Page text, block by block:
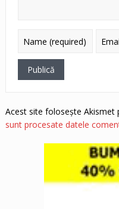
Acest site folosește Akismet
sunt procesate datele